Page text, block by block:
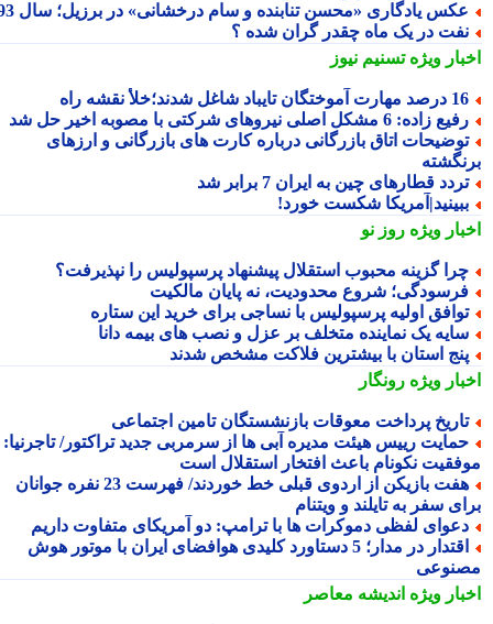
یادگاری «محسن تنابنده و سام درخشانی» در برزیل؛ سال 93
در یک ماه چقدر گران شده ؟
ویژهتسنیم نیوز
تایباد شاغل شدند؛خلأ نقشه راه
زاده: 6 مشکل اصلی نیروهای شرکتی با مصوبه اخیر حل شد
اتاق بازرگانی درباره کارت های بازرگانی و ارزهای
قطارهای چین به ایران 7 برابر شد
شکست خورد!
ویژهروز نو
گزینه محبوب استقلال پیشنهاد پرسپولیس را نپذیرفت؟
شروع محدودیت، نه پایان مالکیت
اولیه پرسپولیس با نساجی برای خرید این ستاره
یک نماینده متخلف بر عزل و نصب های بیمه دانا
استان با بیشترین فلاکت مشخص شدند
ویژهرونگار
پرداخت معوقات بازنشستگان تامین اجتماعی
رییس هیئت مدیره آبی ها از سرمربی جدید تراکتور/ تاجرنیا:
نکونام باعث افتخار استقلال است
هفت بازیکن از اردوی قبلی خط خوردند/ فهرست 23 نفره جوانان
سفر به تایلند و ویتنام
لفظی دموکرات ها با ترامپ: دو آمریکای متفاوت داریم
اقتدار در مدار؛ 5 دستاورد کلیدی هوافضای ایران با موتور هوش
ویژهاندیشه معاصر